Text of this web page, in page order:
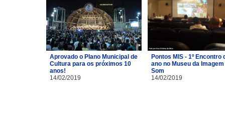
Aprovado o Plano Municipal de
Cultura para os próximos 10
anos!
14/02/2019
Pontos MIS - 1º Encontro
ano no Museu da Imagem
Som
14/02/2019